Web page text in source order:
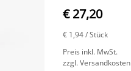
€ 27,20
€ 1,94/ Stück
Preis inkl. MwSt.
zzgl. Versandkosten